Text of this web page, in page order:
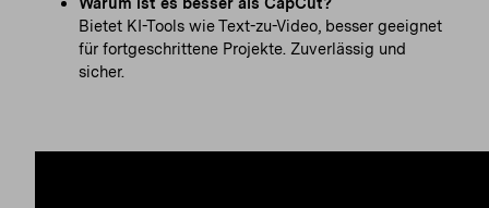
Bietet KI-Tools wie Text-zu-Video, besser geeignet
für fortgeschrittene Projekte. Zuverlässig und
sicher.